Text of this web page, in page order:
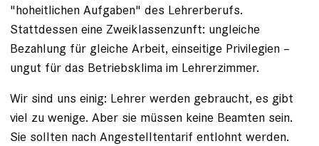
"hoheitlichen Aufgaben" des Lehrerberufs.
Stattdessen eine Zweiklassenzunft: ungleiche
Bezahlung für gleiche Arbeit, einseitige Privilegien –
ungut für das Betriebsklima im Lehrerzimmer.
Wir sind uns einig: Lehrer werden gebraucht, es gibt
viel zu wenige. Aber sie müssen keine Beamten sein.
Sie sollten nach Angestelltentarif entlohnt werden.